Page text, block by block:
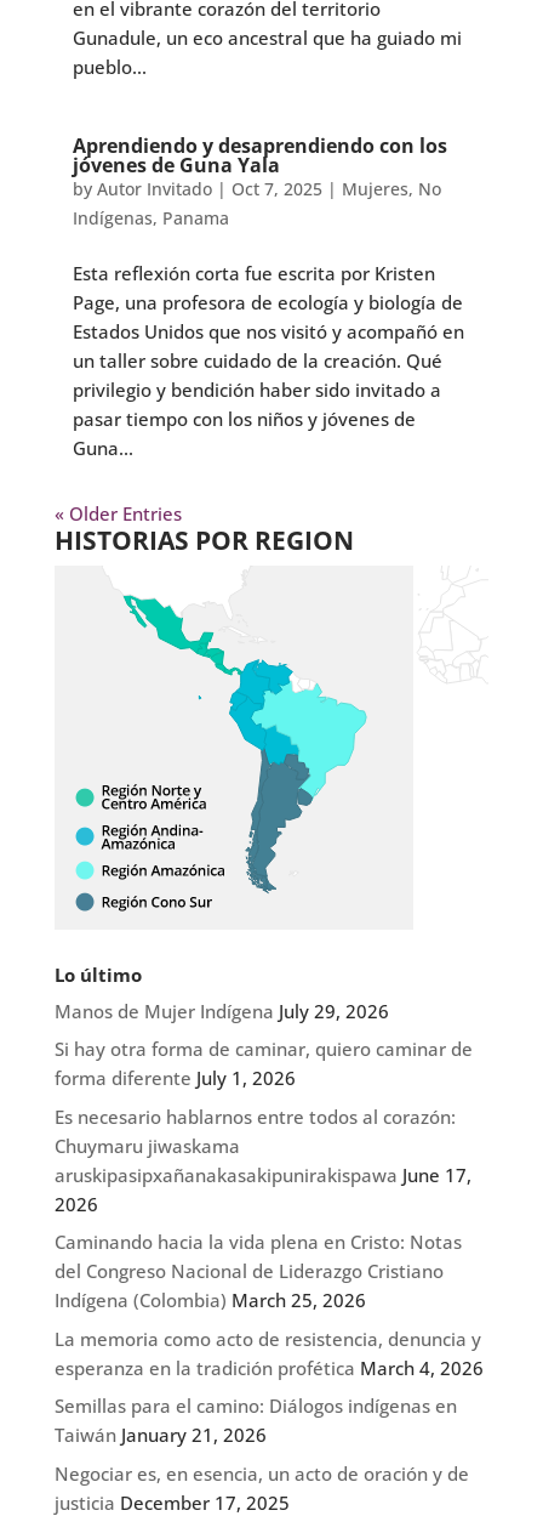
en el vibrante corazón del territorio
Gunadule, un eco ancestral que ha guiado mi
pueblo...
Aprendiendo y desaprendiendo con los
jóvenes de Guna Yala
by Autor Invitado| Oct 7, 2025| Mujeres, No
Indígenas, Panama
Esta reflexión corta fue escrita por Kristen
Page, una profesora de ecología y biología de
Estados Unidos que nos visitó y acompañó en
un taller sobre cuidado de la creación. Qué
privilegio y bendición haber sido invitado a
pasar tiempo con los niños y jóvenes de
Guna...
« Older Entries
HISTORIAS POR REGION
Lo último
Manos de Mujer Indígena July 29, 2026
Si hay otra forma de caminar, quiero caminar de
forma diferente July 1, 2026
Es necesario hablarnos entre todos al corazón:
Chuymaru jiwaskama
aruskipasipxañanakasakipunirakispawa June 17,
2026
Caminando hacia la vida plena en Cristo: Notas
del Congreso Nacional de Liderazgo Cristiano
Indígena (Colombia) March 25, 2026
La memoria como acto de resistencia, denuncia y
esperanza en la tradición profética March 4, 2026
Semillas para el camino: Diálogos indígenas en
Taiwán January 21, 2026
Negociar es, en esencia, un acto de oración y de
justicia December 17, 2025